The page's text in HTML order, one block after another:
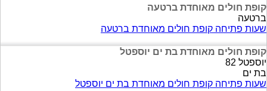
קופת חולים מאוחדת ברטעה
ברטעה
שעות פתיחה קופת חולים מאוחדת ברטעה
קופת חולים מאוחדת בת ים יוספטל
יוספטל 82
בת ים
שעות פתיחה קופת חולים מאוחדת בת ים יוספטל